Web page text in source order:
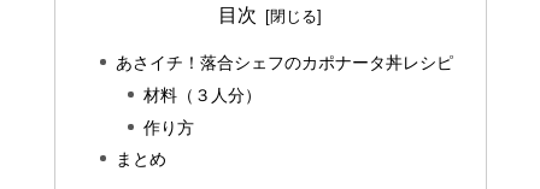
目次
あさイチ！落合シェフのカポナータ丼レシピ
材料（３人分）
作り方
まとめ